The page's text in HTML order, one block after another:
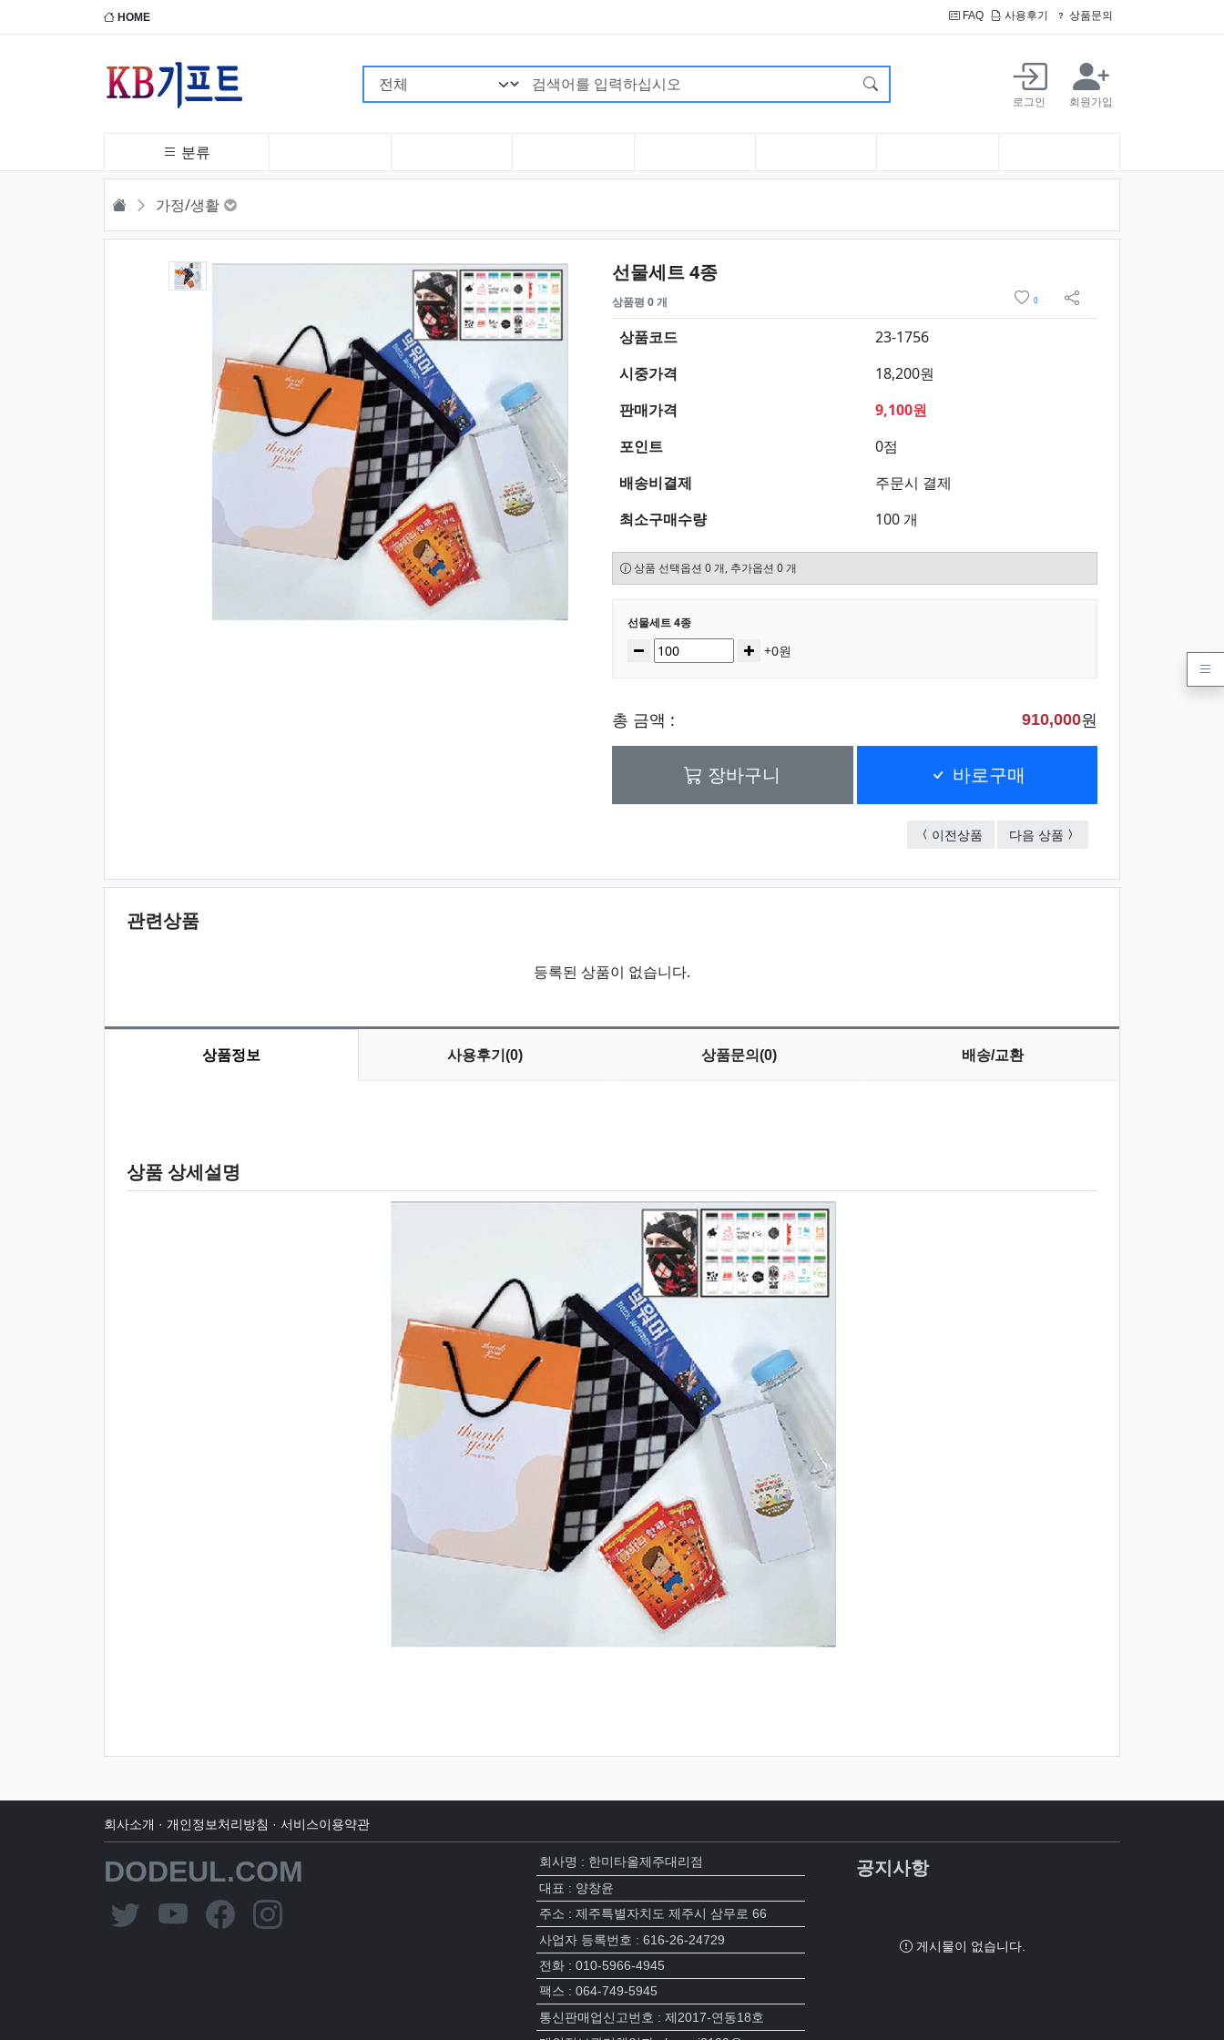
HOME FAQ 사용후기 상품문의
검색어 필수
로그인 회원가입
분류
HOME 가정/생활
선물세트 4종요약정보 및 구매
상품평 0 개 0
sns 공유
상품코드
23-1756
시중가격
18,200원
판매가격
9,100원
포인트
0점
배송비결제
주문시 결제
최소구매수량
100 개
상품 선택옵션 0 개, 추가옵션 0 개
선택된 옵션
선물세트 4종
수량감소 증가+0원
총 금액 : 910,000원
장바구니 바로구매
이전상품 선물세트 5종
다음 상품 선물세트 3종
관련상품
등록된 상품이 없습니다.
상품정보 사용후기(0) 상품문의(0) 배송/교환
상품 상세설명
회사소개 · 개인정보처리방침 · 서비스이용약관
DODEUL.COM
회사명 : 한미타올제주대리점
대표 : 양창윤
주소 : 제주특별자치도 제주시 삼무로 66
사업자 등록번호 : 616-26-24729
전화 : 010-5966-4945
팩스 : 064-749-5945
통신판매업신고번호 : 제2017-연동18호
공지사항
게시물이 없습니다.